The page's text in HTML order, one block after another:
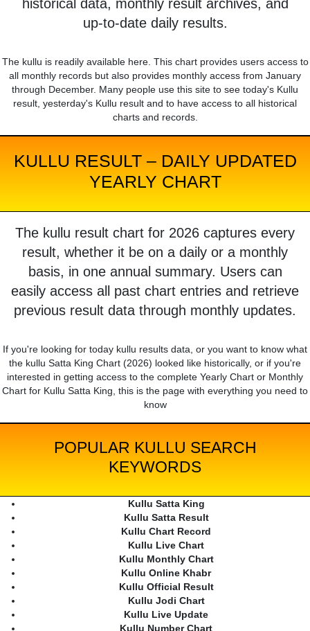
historical data, monthly result archives, and
up-to-date daily results.
The kullu is readily available here. This chart provides users access to
all monthly records but also provides monthly access from January
through December. Many people use this site to see today's Kullu
result, yesterday's Kullu result and to have access to all historical
charts and records.
KULLU RESULT – DAILY UPDATED
YEARLY CHART
The kullu result chart for 2026 captures every
result, whether it be on a daily or a monthly
basis, in one annual summary. Users can
easily access all past chart entries and retrieve
previous result data through monthly updates.
If you're looking for today kullu results data, or you want to know what
the kullu Satta King Chart (2026) looked like historically, or if you're
interested in getting access to the complete Yearly Chart or Monthly
Chart for Kullu Satta King, this is the page with everything you need to
know
POPULAR KULLU SEARCH
KEYWORDS
Kullu Satta King
Kullu Satta Result
Kullu Chart Record
Kullu Live Chart
Kullu Monthly Chart
Kullu Online Khabr
Kullu Official Result
Kullu Jodi Chart
Kullu Live Update
Kullu Number Chart